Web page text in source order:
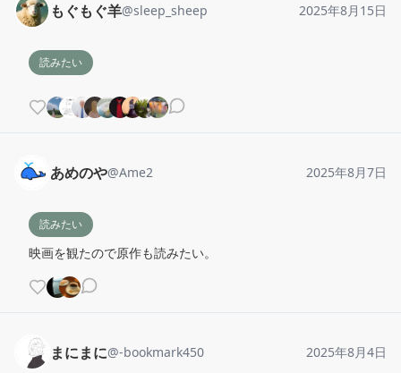
もぐもぐ羊@sleep_sheep 2025年8月15日
読みたい
あめのや@Ame2 2025年8月7日
読みたい
映画を観たので原作も読みたい。
まにまに@-bookmark450 2025年8月4日